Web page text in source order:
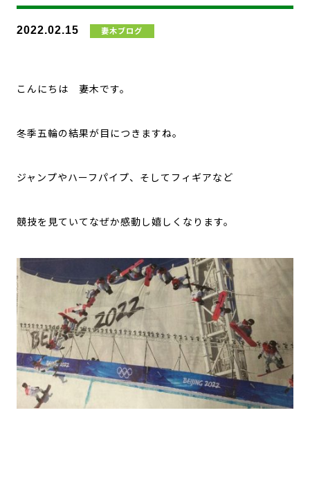
2022.02.15 妻木ブログ
こんにちは 妻木です。
冬季五輪の結果が目につきますね。
ジャンプやハーフパイプ、そしてフィギアなど
競技を見ていてなぜか感動し嬉しくなります。